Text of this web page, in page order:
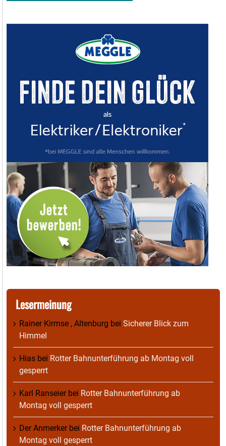
Lesermeinung
Rainer Kirmse , Altenburg bei Sicherer Blick zum
Himmel
Hias bei Rotter Bahnunterführung ab Montag voll
gesperrt
Karl Ranseierbei Rotter Bahnunterführung ab
Montag voll gesperrt
Der Anmerkerbei Rotter Bahnunterführung ab
Montag voll gesperrt